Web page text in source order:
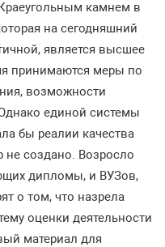
камнем в
на сегодняшний
является высшее
принимаются меры по
возможности
единой системы
бы реалии качества
создано. Возросло
дипломы, и ВУЗов,
о том, что назрела
оценки деятельности
материал для